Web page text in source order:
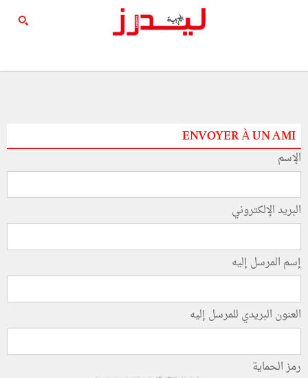
ENVOYER À UN AMI
الإسم
البريد الإلكتروني
إسم المرسل إليه
العنون البريدي للمرسل إليه
رمز الحماية